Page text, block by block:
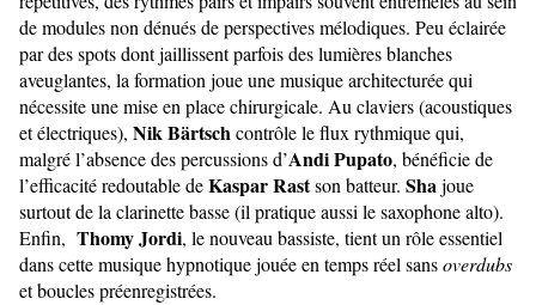
de modules non dénués de perspectives mélodiques. Peu éclairée
par des spots dont jaillissent parfois des lumières blanches
aveuglantes, la formation joue une musique architecturée qui
nécessite une mise en place chirurgicale. Au claviers (acoustiques
et électriques), Nik Bärtschcontrôle le flux rythmique qui,
malgré l’absence des percussions d’Andi Pupato, bénéficie de
l’efficacité redoutable deKaspar Rastson batteur. Shajoue
surtout de la clarinette basse (il pratique aussi le saxophone alto).
Enfin, Thomy Jordi, le nouveau bassiste, tient un rôle essentiel
dans cette musique hypnotique jouée en temps réel sansoverdubs
et boucles préenregistrées.